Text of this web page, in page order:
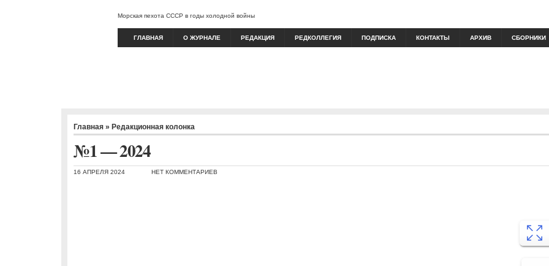
Морская пехота СССР в годы холодной войны
ГЛАВНАЯ О ЖУРНАЛЕ РЕДАКЦИЯ РЕДКОЛЛЕГИЯ ПОДПИСКА КОНТАКТЫ АРХИВ СБОРНИКИ
Главная » Редакционная колонка
№1 — 2024
16 АПРЕЛЯ 2024 НЕТ КОММЕНТАРИЕВ